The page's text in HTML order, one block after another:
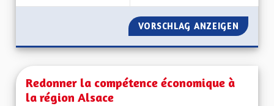
VORSCHLAG ANZEIGEN
Redonner la compétence économique à
la région Alsace